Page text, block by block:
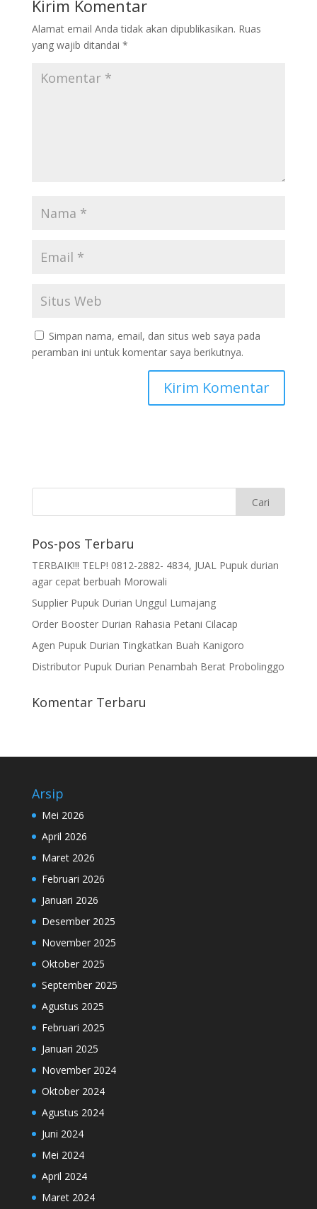
Kirim Komentar
Alamat email Anda tidak akan dipublikasikan. Ruas
yang wajib ditandai *
Simpan nama, email, dan situs web saya pada
peramban ini untuk komentar saya berikutnya.
Pos-pos Terbaru
TERBAIK!!! TELP! 0812-2882- 4834, JUAL Pupuk durian
agar cepat berbuah Morowali
Supplier Pupuk Durian Unggul Lumajang
Order Booster Durian Rahasia Petani Cilacap
Agen Pupuk Durian Tingkatkan Buah Kanigoro
Distributor Pupuk Durian Penambah Berat Probolinggo
Komentar Terbaru
Arsip
Mei 2026
April 2026
Maret 2026
Februari 2026
Januari 2026
Desember 2025
November 2025
Oktober 2025
September 2025
Agustus 2025
Februari 2025
Januari 2025
November 2024
Oktober 2024
Agustus 2024
Juni 2024
Mei 2024
April 2024
Maret 2024